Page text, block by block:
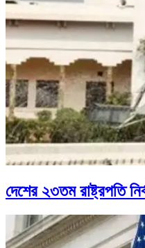
দেশের ২৩তম রাষ্ট্রপতি